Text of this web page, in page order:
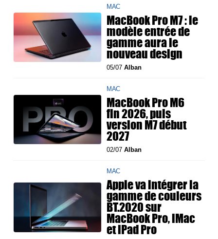
MAC
MacBook Pro M7 : le
modèle entrée de
gamme aura le
nouveau design
05/07Alban
MAC
MacBook Pro M6
fin 2026, puis
version M7 début
2027
02/07Alban
MAC
Apple va intégrer la
gamme de couleurs
BT.2020 sur
MacBook Pro, iMac
et iPad Pro